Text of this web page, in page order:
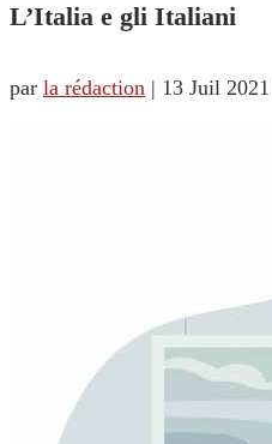
L’Italia e gli Italiani
par la rédaction | 13 Juil 2021